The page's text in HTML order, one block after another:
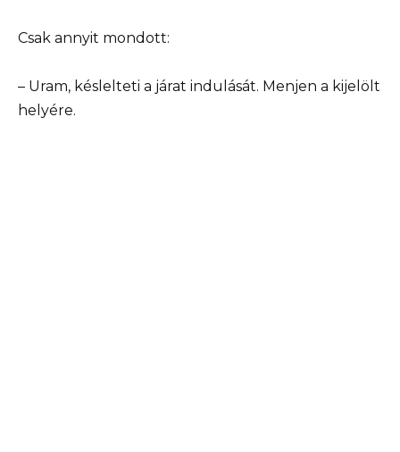
Csak annyit mondott:
– Uram, késlelteti a járat indulását. Menjen a kijelölt
helyére.